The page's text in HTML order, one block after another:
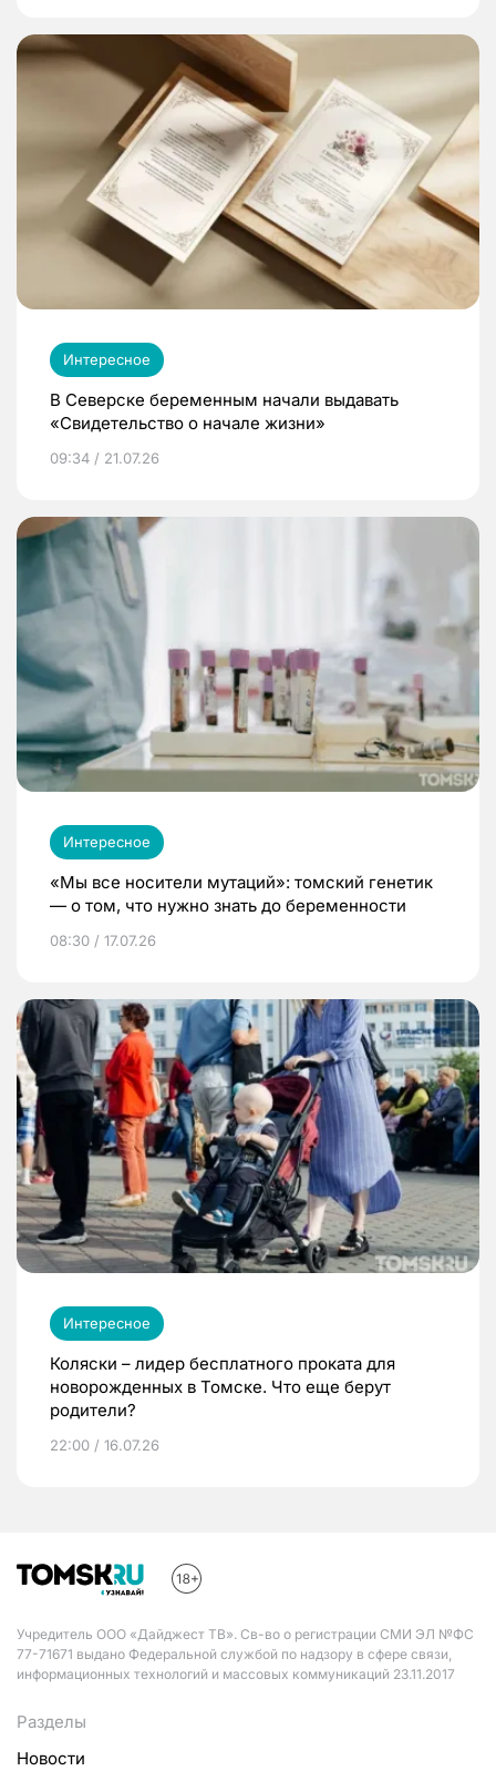
Интересное
В Северске беременным начали выдавать
«Свидетельство о начале жизни»
09:34 / 21.07.26
Интересное
«Мы все носители мутаций»: томский генетик
— о том, что нужно знать до беременности
08:30 / 17.07.26
Интересное
Коляски – лидер бесплатного проката для
новорожденных в Томске. Что еще берут
родители?
22:00 / 16.07.26
Учредитель ООО «Дайджест ТВ». Св-во о регистрации СМИ ЭЛ №ФС
77-71671 выдано Федеральной службой по надзору в сфере связи,
информационных технологий и массовых коммуникаций 23.11.2017
Разделы
Новости